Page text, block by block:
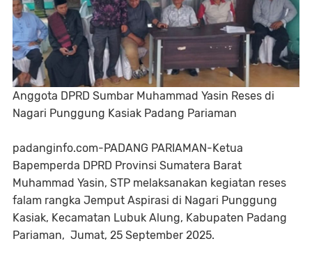
Anggota DPRD Sumbar Muhammad Yasin Reses di
Nagari Punggung Kasiak Padang Pariaman
padanginfo.com-PADANG PARIAMAN-Ketua
Bapemperda DPRD Provinsi Sumatera Barat
Muhammad Yasin, STP melaksanakan kegiatan reses
falam rangka Jemput Aspirasi di Nagari Punggung
Kasiak, Kecamatan Lubuk Alung, Kabupaten Padang
Pariaman, Jumat, 25 September 2025.